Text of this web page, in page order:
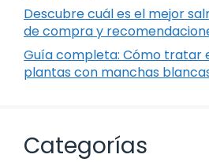
Descubre cuál es el mejor
de compra y
Guía completa: Cómo tratar
plantas con manchas
Categorías